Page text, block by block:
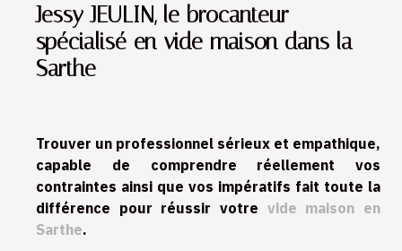
Jessy JEULIN, le brocanteur
spécialisé en vide maison dans la
Sarthe
Trouver un professionnel sérieux et empathique,
capable de comprendre réellement vos
contraintes ainsi que vos impératifs fait toute la
différence pour réussir votre vide maison en
Sarthe.